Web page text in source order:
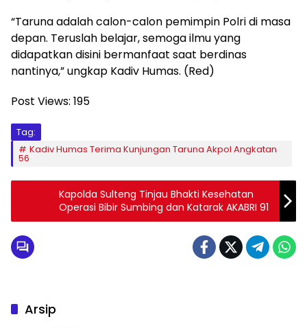
“Taruna adalah calon-calon pemimpin Polri di masa
depan. Teruslah belajar, semoga ilmu yang
didapatkan disini bermanfaat saat berdinas
nantinya,” ungkap Kadiv Humas. (Red)
Post Views: 195
Tag:
Kadiv Humas Terima Kunjungan Taruna Akpol Angkatan
56
Kapolda Sulteng Tinjau Bhakti Kesehatan
Operasi Bibir Sumbing dan Katarak AKABRI 91
Arsip